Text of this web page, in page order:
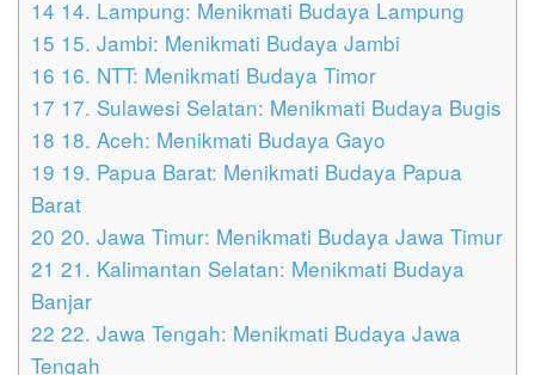
14 14. Lampung: Menikmati Budaya Lampung
15 15. Jambi: Menikmati Budaya Jambi
16 16. NTT: Menikmati Budaya Timor
17 17. Sulawesi Selatan: Menikmati Budaya Bugis
18 18. Aceh: Menikmati Budaya Gayo
19 19. Papua Barat: Menikmati Budaya Papua
Barat
20 20. Jawa Timur: Menikmati Budaya Jawa Timur
21 21. Kalimantan Selatan: Menikmati Budaya
Banjar
22 22. Jawa Tengah: Menikmati Budaya Jawa
Tengah